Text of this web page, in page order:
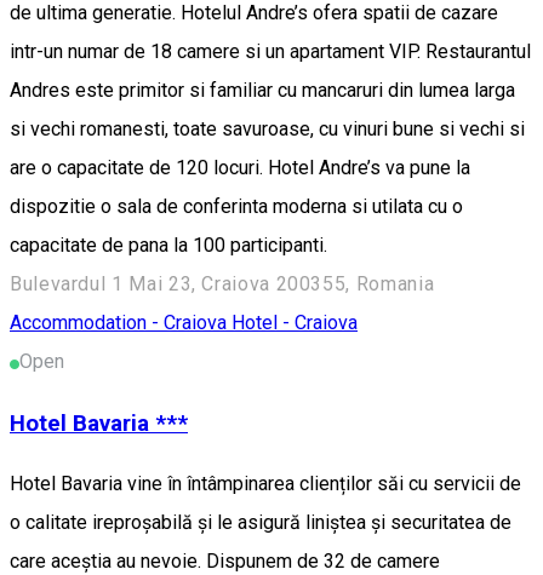
de ultima generatie. Hotelul Andre’s ofera spatii de cazare
intr-un numar de 18 camere si un apartament VIP. Restaurantul
Andres este primitor si familiar cu mancaruri din lumea larga
si vechi romanesti, toate savuroase, cu vinuri bune si vechi si
are o capacitate de 120 locuri. Hotel Andre’s va pune la
dispozitie o sala de conferinta moderna si utilata cu o
capacitate de pana la 100 participanti.
Bulevardul 1 Mai 23, Craiova 200355, Romania
Accommodation - Craiova Hotel - Craiova
Open
Hotel Bavaria ***
Hotel Bavaria vine în întâmpinarea clienților săi cu servicii de
o calitate ireproșabilă și le asigură liniștea și securitatea de
care aceștia au nevoie. Dispunem de 32 de camere